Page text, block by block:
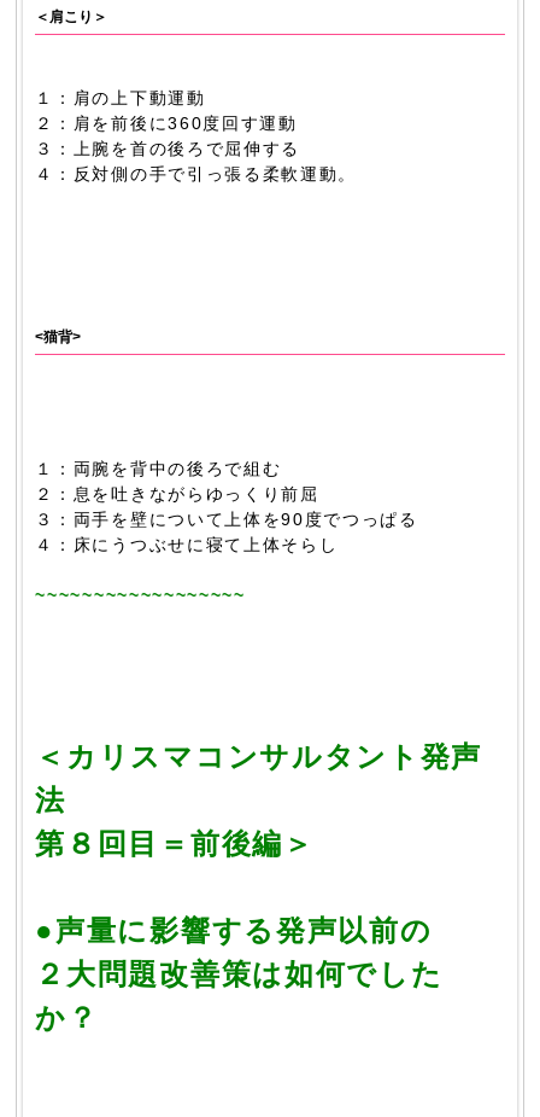
＜肩こり＞
１：肩の上下動運動
２：肩を前後に360度回す運動
３：上腕を首の後ろで屈伸する
４：反対側の手で引っ張る柔軟運動。
<猫背>
１：両腕を背中の後ろで組む
２：息を吐きながらゆっくり前屈
３：両手を壁について上体を90度でつっぱる
４：床にうつぶせに寝て上体そらし
~~~~~~~~~~~~~~~~~~
＜カリスマコンサルタント発声
法
第８回目＝前後編＞
●声量に影響する発声以前の
２大問題改善策は如何でした
か？